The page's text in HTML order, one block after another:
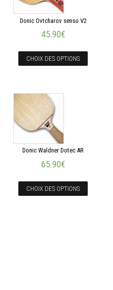
Donic Ovtcharov senso V2
45.90€
CHOIX DES OPTIONS
Donic Waldner Dotec AR
65.90€
CHOIX DES OPTIONS